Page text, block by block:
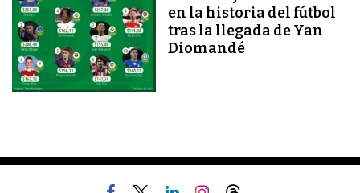
en la historia del fútbol
tras la llegada de Yan
Diomandé